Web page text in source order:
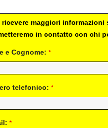
ricevere maggiori
in contatto con chi
e Cognome: *
telefonico: *
*